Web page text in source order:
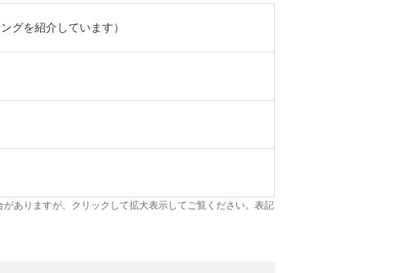
グを紹介しています）
ありますが、クリックして拡大表示してご覧ください。表記